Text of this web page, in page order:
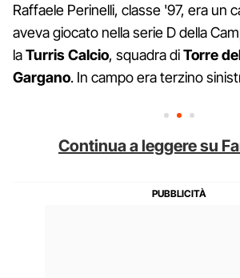
Raffaele Perinelli, classe '97, era un
aveva giocato nella serie D della
laTurris Calcio, squadra diTorre
Gargano. In campo era terzino
Continua a leggere su